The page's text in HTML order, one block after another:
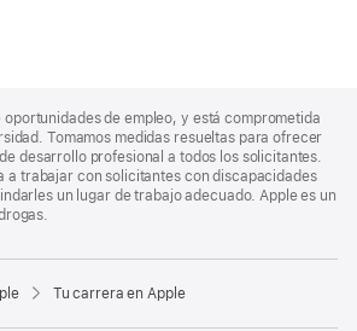
de empleo, y está comprometida
Tomamos medidas resueltas para ofrecer
desarrollo profesional a todos los solicitantes.
a trabajar con solicitantes con discapacidades
un lugar de trabajo adecuado. Apple es un
Tu carrera en Apple